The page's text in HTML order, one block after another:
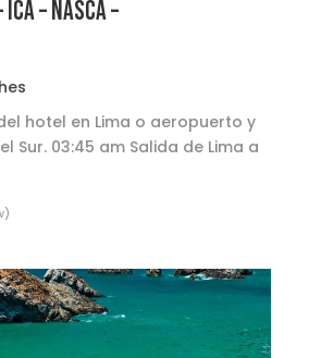
ICA – NASCA –
hotel en Lima o aeropuerto y
Sur. 03:45 am Salida de Lima a